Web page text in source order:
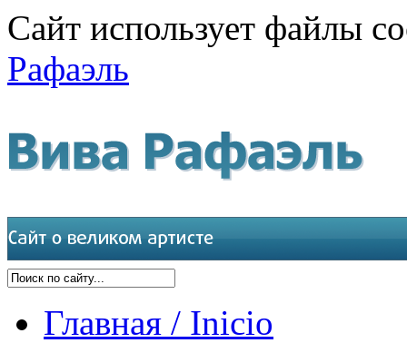
Сайт использует файлы
Рафаэль
Главная / Inicio